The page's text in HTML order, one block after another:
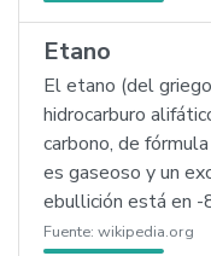
Etano
El etano (del
hidrocarburo
carbono, de
es gaseoso y un
ebullición está en -
Fuente: wikipedia.org